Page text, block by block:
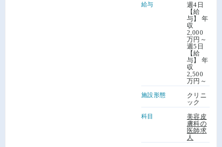
給与
週4日
【給
与】 年
収
2,000
万円～
週5日
【給
与】 年
収
2,500
万円～
施設形態
クリニ
ック
科目
美容皮
膚科の
医師求
人